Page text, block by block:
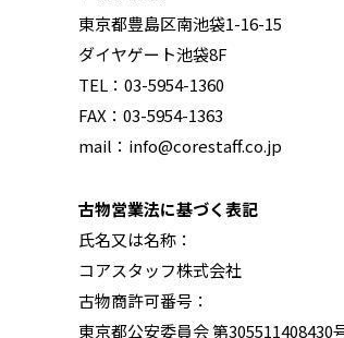
東京都豊島区南池袋1-16-15
ダイヤゲート池袋8F
TEL：03-5954-1360
FAX：03-5954-1363
mail：info@corestaff.co.jp
古物営業法に基づく表記
氏名又は名称：
コアスタッフ株式会社
古物商許可番号：
東京都公安委員会 第305511408430